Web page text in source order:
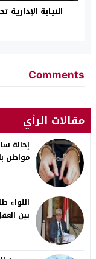
Comments
مقالات الرأي
إحالة
مواطن
اللواء
بين